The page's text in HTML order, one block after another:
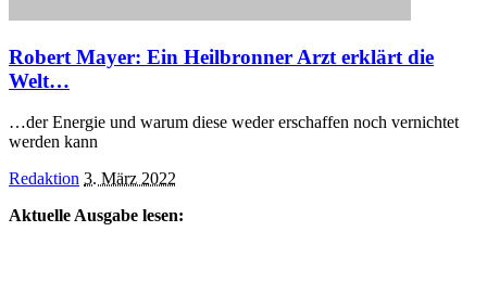
Robert Mayer: Ein Heilbronner Arzt erklärt die
Welt…
…der Energie und warum diese weder erschaffen noch vernichtet
werden kann
Posted
Redaktion 3. März 2022
Aktuelle Ausgabe lesen: